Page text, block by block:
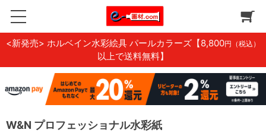
<新発売> ホルベイン水彩絵具 パールカラーズ 【8,800円（税込）
以上で送料無料】
W&N プロフェッショナル水彩紙